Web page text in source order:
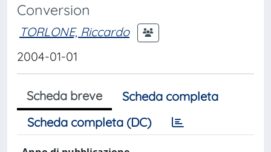
Conversion
TORLONE, Riccardo
2004-01-01
Scheda breve
Scheda completa
Scheda completa (DC)